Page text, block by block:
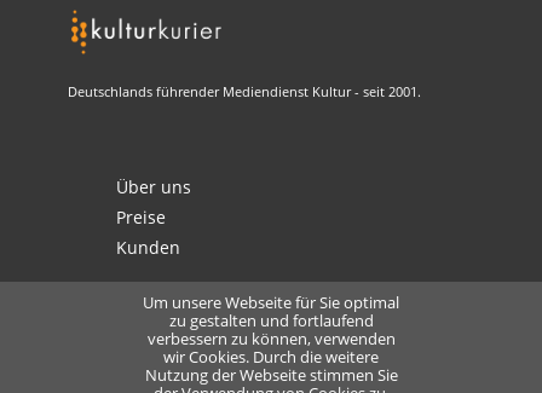
Deutschlands führender Mediendienst Kultur - seit 2001.
Über uns
Preise
Kunden
Kontakt
Datenschutz
Um unsere Webseite für Sie optimal
zu gestalten und fortlaufend
verbessern zu können, verwenden
wir Cookies. Durch die weitere
Nutzung der Webseite stimmen Sie